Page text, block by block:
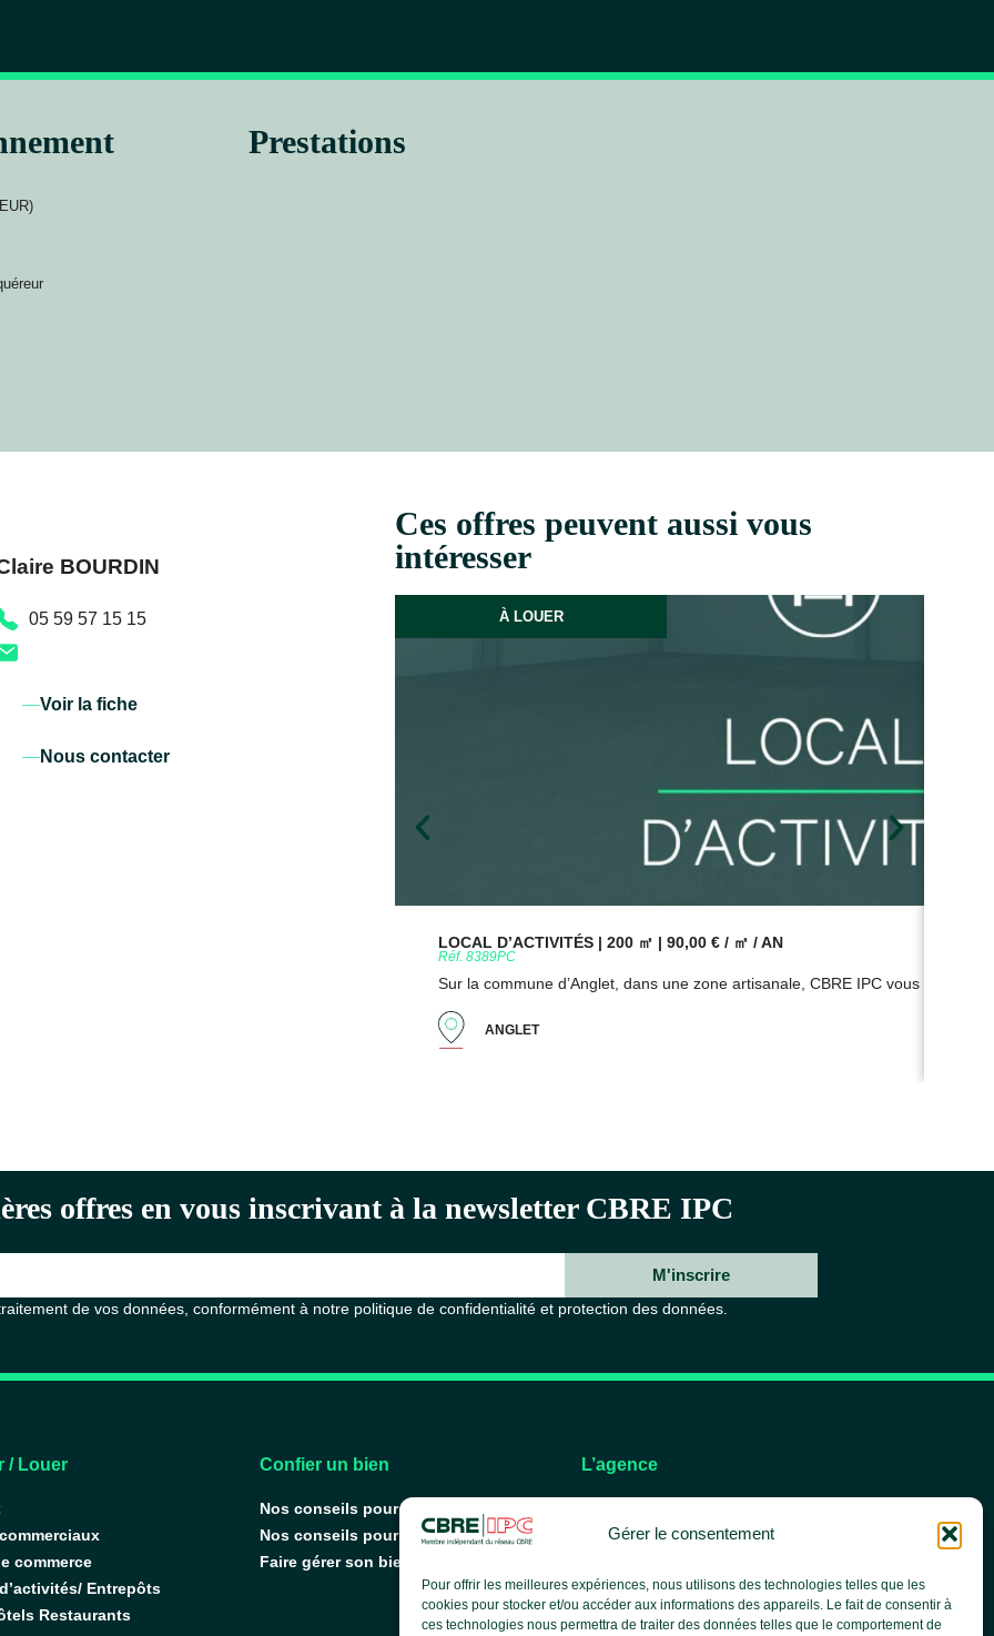
Gérer le consentement
Pour offrir les meilleures expériences, nous utilisons des technologies telles que les
cookies pour stocker et/ou accéder aux informations des appareils. Le fait de consentir à
ces technologies nous permettra de traiter des données telles que le comportement de
Prestations
BOURDIN
05 59 57 15 15
Voir la fiche
Nous contacter
Ces offres peuvent aussi vous
intéresser
LOCAL D’ACTIVITÉS | 200 ㎡ | 90,00 € / ㎡ / AN
Réf. 8389PC
Sur la commune d’Anglet, dans une zone artisanale, CBRE IPC vous
ANGLET
À LOUER
offres en vous inscrivant à la newsletter CBRE IPC
M'inscrire
de vos données, conformément à notre politique de confidentialité et protection des données.
/ Louer
commerce
Entrepôts
Restaurants
Confier un bien
Nos conseils pour vendre
Nos conseils pour louer
Faire gérer son bien
L’agence
Nos services
Le groupe CBRE
Actualités